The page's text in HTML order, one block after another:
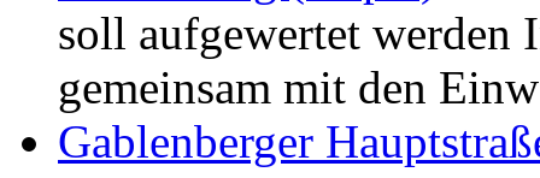
soll aufgewertet werden
gemeinsam mit den
Gablenberger